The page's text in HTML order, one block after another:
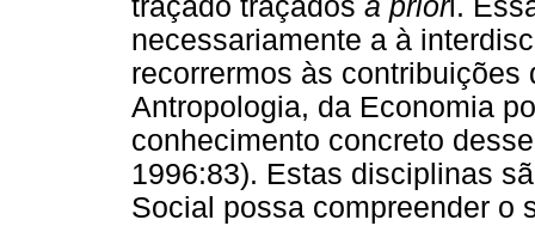
traçado traçados a priori.
necessariamente a à
recorrermos às
Antropologia, da Economia
conhecimento concreto
1996:83). Estas disciplinas
Social possa compreender o